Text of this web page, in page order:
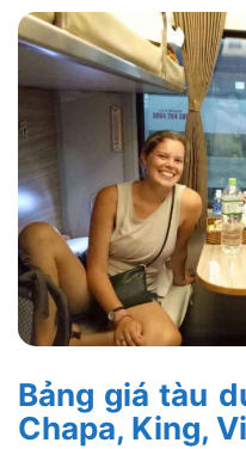
Bảng giá tàu
Chapa, King,